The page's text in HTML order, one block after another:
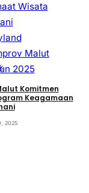
Komitmen
Keagamaan
2025